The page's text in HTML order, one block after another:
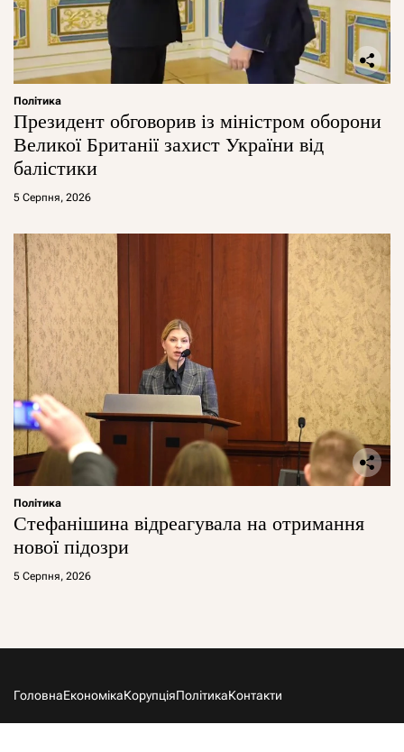
Політика
Президент обговорив із міністром оборони
Великої Британії захист України від
балістики
5 Серпня, 2026
Політика
Стефанішина відреагувала на отримання
нової підозри
5 Серпня, 2026
ГоловнаЕкономікаКорупціяПолітикаКонтакти